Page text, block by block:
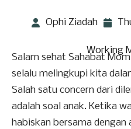
Ophi Ziadah
Working
Salam sehat Sahabat
selalu melingkupi kita
Salah satu concern dari
adalah soal anak. Ketika
habiskan bersama